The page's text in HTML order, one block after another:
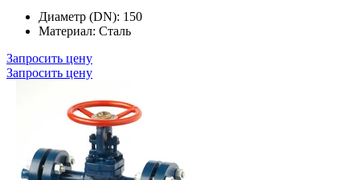
Диаметр (DN): 150
Материал: Сталь
Запросить цену
Запросить цену